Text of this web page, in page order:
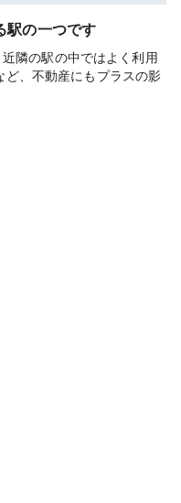
駅の一つです
隣の駅の中ではよく利用
ど、不動産にもプラスの影